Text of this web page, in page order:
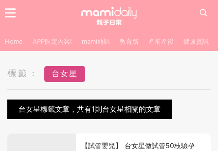
Home APP限定內容! mami熱話 教育路 產前產後 健康資訊
標籤： 台女星
台女星標籤文章，共有1則台女星相關的文章
【試管嬰兒】 台女星做試管50枝驗孕